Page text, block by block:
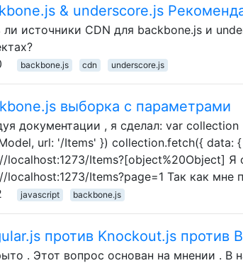
& underscore.js
ли источники CDN для backbone.js и
backbone.js cdn underscore.js
выборка с параметрами
документации , я сделал: var
url: '/Items' }) collection.fetch({ data: {
localhost:1273/Items?[object%20Object] Я
localhost:1273/Items?page=1 Так как
javascript backbone.js
против Knockout.js против
. Этот вопрос основан на мнении . В